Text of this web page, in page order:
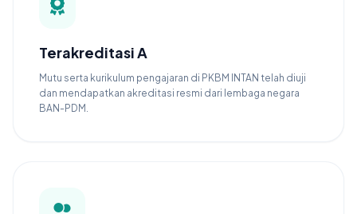
Terakreditasi A
Mutu serta kurikulum pengajaran di PKBM INTAN telah diuji
dan mendapatkan akreditasi resmi dari lembaga negara
BAN-PDM.